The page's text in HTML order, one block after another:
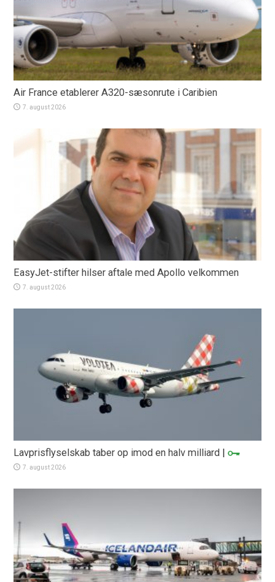
Air France etablerer A320-sæsonrute i Caribien
7. august 2026
EasyJet-stifter hilser aftale med Apollo velkommen
7. august 2026
Lavprisflyselskab taber op imod en halv milliard |
7. august 2026